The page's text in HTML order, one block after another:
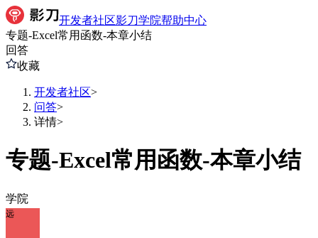
开发者社区影刀学院帮助中心
专题-Excel常用函数-本章小结
回答
收藏
开发者社区>
问答>
详情>
专题-Excel常用函数-本章小结
学院
远